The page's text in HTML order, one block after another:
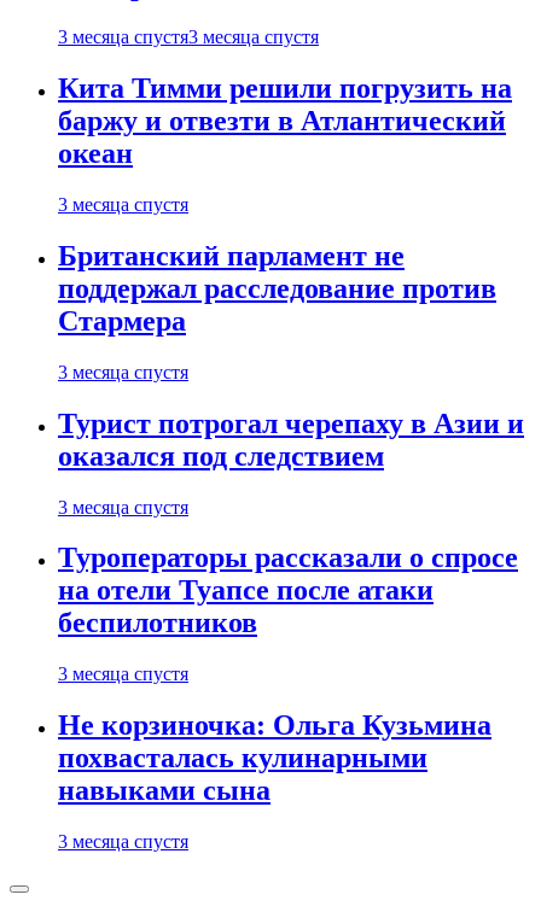
3 месяца спустя3 месяца спустя
Кита Тимми решили погрузить на
баржу и отвезти в Атлантический
океан
3 месяца спустя
Британский парламент не
поддержал расследование против
Стармера
3 месяца спустя
Турист потрогал черепаху в Азии и
оказался под следствием
3 месяца спустя
Туроператоры рассказали о спросе
на отели Туапсе после атаки
беспилотников
3 месяца спустя
Не корзиночка: Ольга Кузьмина
похвасталась кулинарными
навыками сына
3 месяца спустя